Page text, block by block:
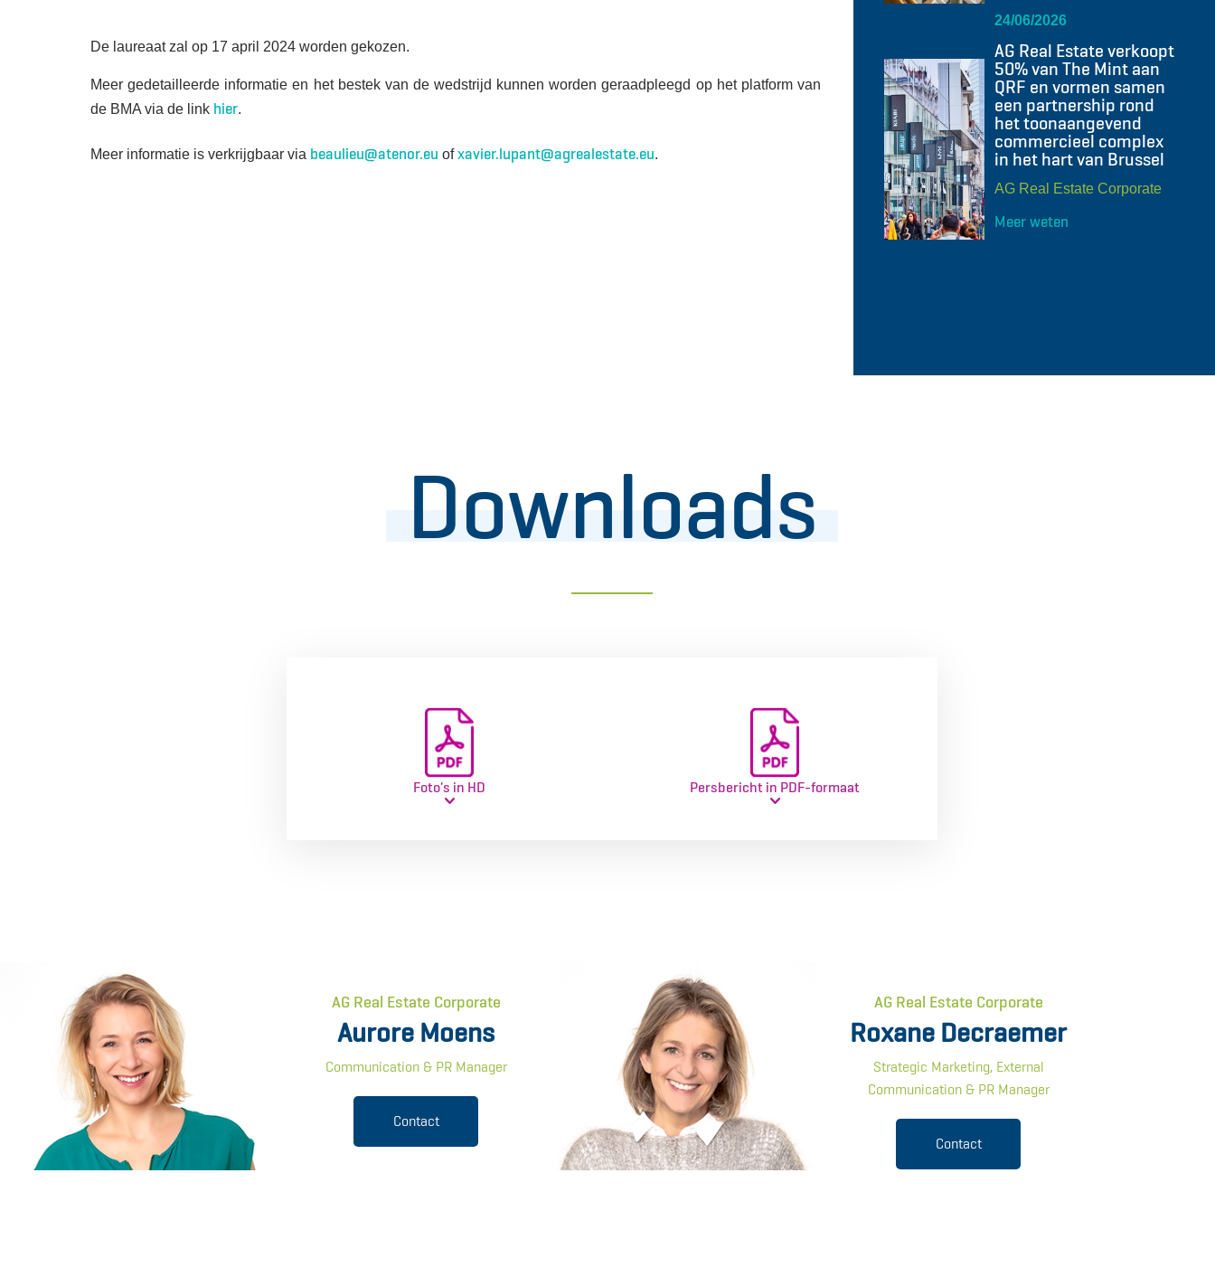
24/06/2026
AG Real Estate verkoopt
50% van The Mint aan
QRF en vormen samen
een partnership rond
het toonaangevend
commercieel complex
in het hart van Brussel
AG Real Estate Corporate
Meer weten
De laureaat zal op 17 april 2024 worden gekozen.
Meer gedetailleerde informatie en het bestek van de wedstrijd kunnen worden geraadpleegd op het platform van
de BMA via de link hier.
Meer informatie is verkrijgbaar via beaulieu@atenor.eu ofxavier.lupant@agrealestate.eu.
Downloads
Foto's in HD Persbericht in PDF-formaat
AG Real Estate Corporate
Aurore Moens
Communication & PR Manager
Contact
AG Real Estate Corporate
Roxane Decraemer
Strategic Marketing, External
Communication & PR Manager
Contact